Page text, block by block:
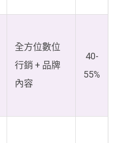
全方位數位
行銷 + 品牌
內容
40-
55%